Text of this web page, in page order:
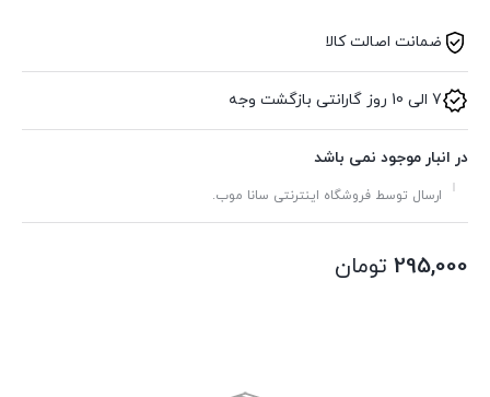
ضمانت اصالت کالا
7 الی 10 روز گارانتی بازگشت وجه
در انبار موجود نمی باشد
ارسال توسط فروشگاه اینترنتی سانا موب.
295,000 تومان